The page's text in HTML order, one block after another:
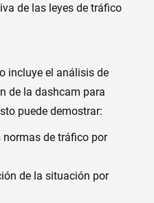
de las leyes de tráfico
incluye el análisis de
de la dashcam para
puede demostrar:
de tráfico por
de la situación por